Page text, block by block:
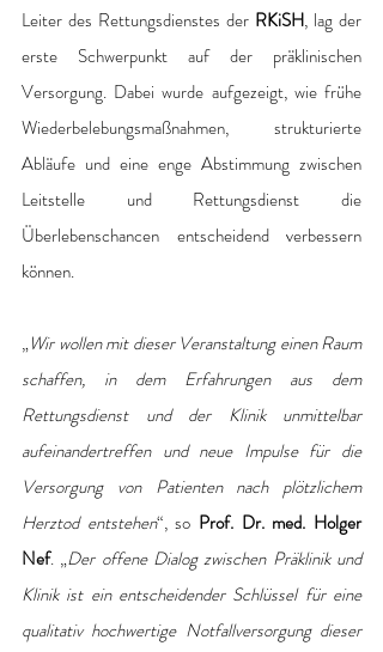
Leiter des Rettungsdienstes der RKiSH, lag der
erste Schwerpunkt auf der präklinischen
Versorgung. Dabei wurde aufgezeigt, wie frühe
Wiederbelebungsmaßnahmen, strukturierte
Abläufe und eine enge Abstimmung zwischen
Leitstelle und Rettungsdienst die
Überlebenschancen entscheidend verbessern
können.
„Wir wollen mit dieser Veranstaltung einen Raum
schaffen, in dem Erfahrungen aus dem
Rettungsdienst und der Klinik unmittelbar
aufeinandertreffen und neue Impulse für die
Versorgung von Patienten nach plötzlichem
Herztod entstehen“, so Prof. Dr. med. Holger
Nef. „Der offene Dialog zwischen Präklinik und
Klinik ist ein entscheidender Schlüssel für eine
qualitativ hochwertige Notfallversorgung dieser